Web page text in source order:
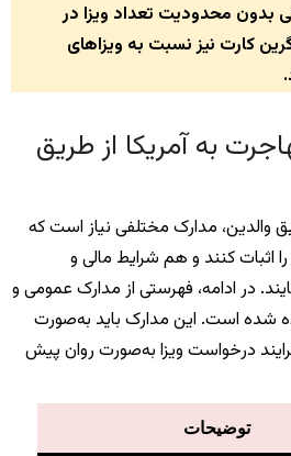
بدون محدودیت تعداد ویزا در
کارت نیز نسبت به ویزاهای
به آمریکا از طریق
والدین، مدارک مختلفی نیاز است که
اثبات کنند و هم شرایط مالی و
در ادامه، فهرستی از مدارک عمومی و
شده است. این مدارک باید به‌صورت
درخواست ویزا به‌صورت روان پیش
توضیحات